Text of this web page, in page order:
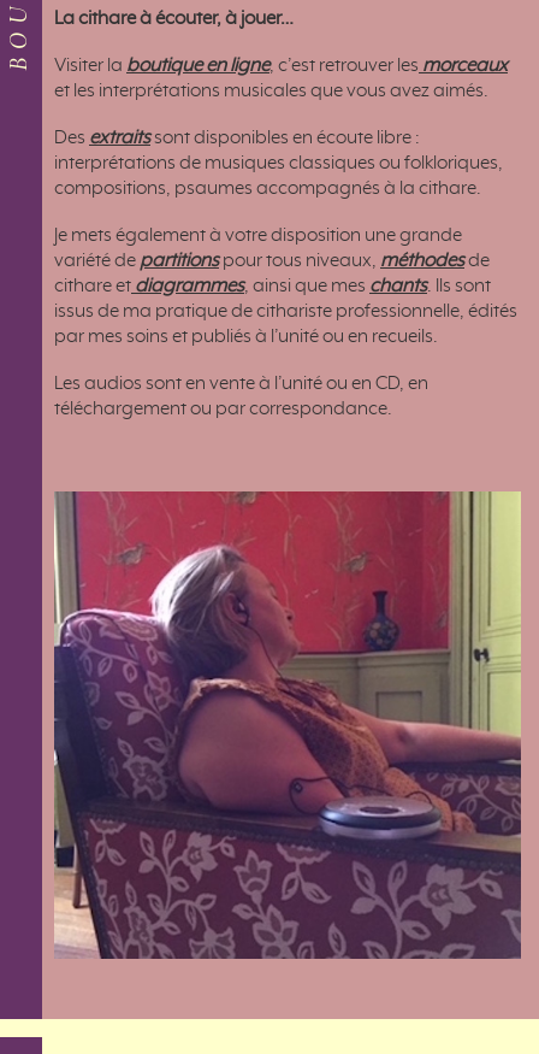
La cithare à écouter, à jouer…
Visiter la boutique en ligne, c’est retrouver les morceaux
et les interprétations musicales que vous avez aimés.
Des extraitssont disponibles en écoute libre :
interprétations de musiques classiques ou folkloriques,
compositions, psaumes accompagnés à la cithare.
Je mets également à votre disposition une grande
variété de partitionspour tous niveaux, méthodesde
cithare et diagrammes, ainsi que mes chants. Ils sont
issus de ma pratique de cithariste professionnelle, édités
par mes soins et publiés à l’unité ou en recueils.
Les audios sont en vente à l’unité ou en CD, en
téléchargement ou par correspondance.